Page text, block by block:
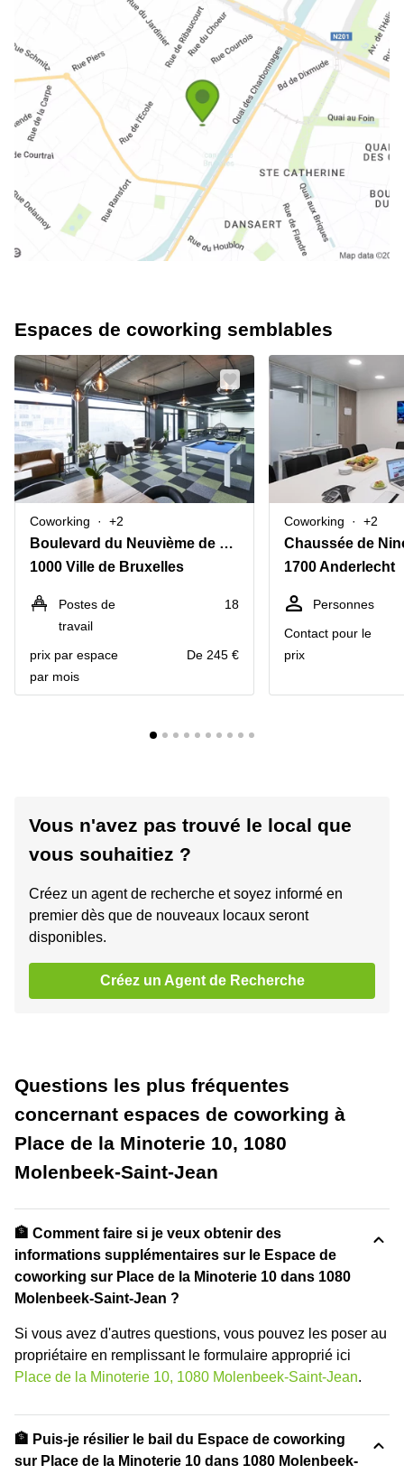
Espaces de coworking semblables
Coworking +2
Boulevard du Neuvième de Ligne 35
1000 Ville de Bruxelles
Postes de
travail
18
prix par espace
par mois
De 245 €
Coworking +2
Chaussée de
1700 Anderlecht
Personnes
Contact pour le
prix
Vous n'avez pas trouvé le local que
vous souhaitiez ?
Créez un agent de recherche et soyez informé en
premier dès que de nouveaux locaux seront
disponibles.
Créez un Agent de Recherche
Questions les plus fréquentes
concernant espaces de coworking à
Place de la Minoterie 10, 1080
Molenbeek-Saint-Jean
🏦 Comment faire si je veux obtenir des
informations supplémentaires sur le Espace de
coworking sur Place de la Minoterie 10 dans 1080
Molenbeek-Saint-Jean ?
Si vous avez d'autres questions, vous pouvez les poser au
propriétaire en remplissant le formulaire approprié ici
Place de la Minoterie 10, 1080 Molenbeek-Saint-Jean.
🏦 Puis-je résilier le bail du Espace de coworking
sur Place de la Minoterie 10 dans 1080 Molenbeek-